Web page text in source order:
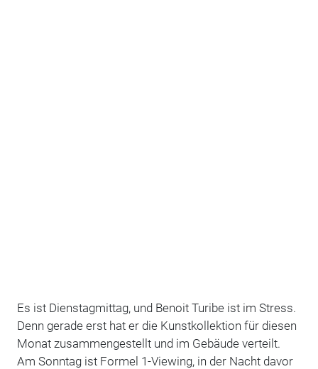
Es ist Dienstagmittag, und Benoit Turibe ist im Stress.
Denn gerade erst hat er die Kunstkollektion für diesen
Monat zusammengestellt und im Gebäude verteilt.
Am Sonntag ist Formel 1-Viewing, in der Nacht davor